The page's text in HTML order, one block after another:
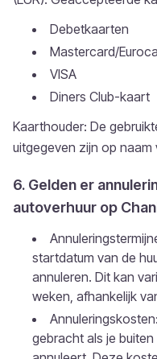
Debetkaarten
Mastercard/
VISA
Diners Club-kaart
Kaarthouder: De
uitgegeven zijn op
6. Gelden er
autoverhuur op
startdatum van de
annuleren. Dit kan
weken, afhankelijk
gebracht als je